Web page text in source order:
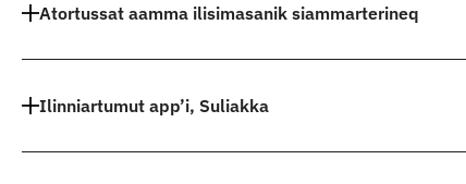
Atortussat aamma ilisimasanik siammarterineq
Ilinniartumut app’i, Suliakka